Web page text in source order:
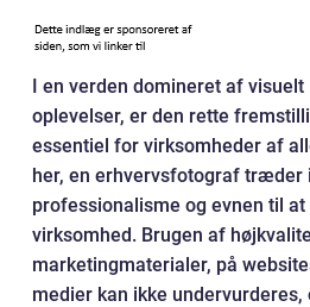
I en verden domineret af
oplevelser, er den rette
essentiel for virksomheder af
her, en erhvervsfotograf træder
professionalisme og evnen til
virksomhed. Brugen af
marketingmaterialer, på
medier kan ikke